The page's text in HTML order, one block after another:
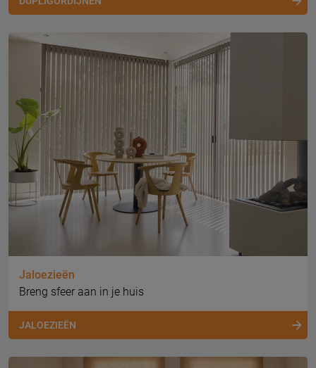
Jaloezieën
Breng sfeer aan in je huis
JALOEZIEËN